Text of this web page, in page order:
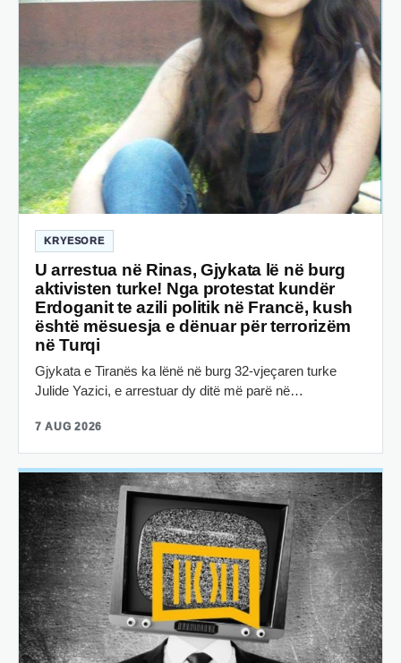
KRYESORE
U arrestua në Rinas, Gjykata lë në burg
aktivisten turke! Nga protestat kundër
Erdoganit te azili politik në Francë, kush
është mësuesja e dënuar për terrorizëm
në Turqi
Gjykata e Tiranës ka lënë në burg 32-vjeçaren turke
Julide Yazici, e arrestuar dy ditë më parë në…
7 AUG 2026